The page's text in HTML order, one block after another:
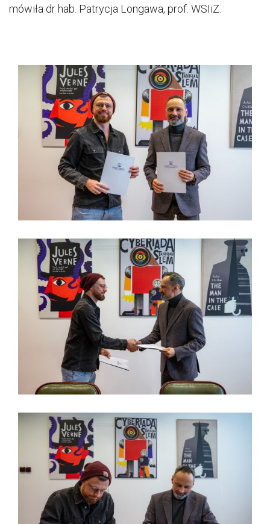
mówiła dr hab. Patrycja Longawa, prof. WSIiZ.